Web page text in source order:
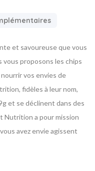
et savoureuse que vous
proposons les chips
vos envies de
fidèles à leur nom,
et se déclinent dans des
Nutrition a pour mission
avez envie agissent